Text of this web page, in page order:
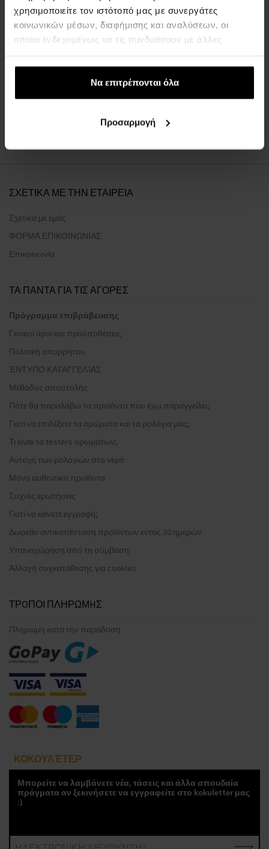
χρησιμοποιείτε τον ιστότοπό μας με συνεργάτες
κοινωνικών μέσων, διαφήμισης και αναλύσεων, οι
οποίοι ενδεχομένως να τις συνδυάσουν με άλλες
έχουν συλλέξει σε σχέση με την από μέρους σας χρήση
των υπηρεσιών τους.Να επιτρέπονται όλα
Προσαρμογή
ΣΧΕΤΙΚΆ ΜΕ ΤΗ ΜΆΡΚΑ
Η εξατομικευμένη επιλογή μας μόνο
για εσάς
ΣΧΕΤΙΚΑ ΜΕ ΤΗΝ ΕΤΑΙΡΕΙΑ
Σχετικά με εμάς
ΦΟΡΜΑ ΕΠΙΚΟΙΝΩΝΙΑΣ
Επικοινωνία
ΤΑ ΠΑΝΤΑ ΓΙΑ ΤΙΣ ΑΓΟΡΕΣ
Πρόγραμμα επιβράβευσης
Γενικοί όροι και προϋποθέσεις
Πολιτική απορρήτου
ΈΝΤΥΠΟ ΚΑΤΑΓΓΕΛΊΑΣ
Μέθοδος αποστολής
Πότε θα παραλάβω τα προϊόντα που έχω παραγγείλει;
Γιατί να επιλέξετε τα αρώματα και τα ρολόγια μας;
Τι είναι τα testers αρωμάτων;
Αντοχή των ρολογιών στο νερό
Μόνο αυθεντικά προϊόντα
Συχνές ερωτήσεις
Γιατί να κάνετε εγγραφή;
Δωρεάν αντικατάσταση προϊόντων εντός 30 ημερών
Υπαναχώρηση από τη σύμβαση
Αλλαγή συγκατάθεσης για cookies
ΤΡOΠΟΙ ΠΛΗΡΩΜHΣ
Πληρωμή κατά την παράδοση
ΚΟΚΟΥΛΈΤΕΡ
Μπορείτε να λαμβάνετε νέα, τάσεις και άλλα σπουδαία
πράγματα αν ξεκινήσετε να εγγραφείτε στο kokuletter μας
:)